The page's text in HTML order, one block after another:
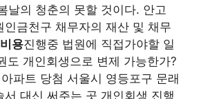
날의 청춘의 못할 것이다. 안고
인금천구 채무자의 재산 및 채무
용진행중 법원에 직접가야할 일
도 개인회생으로 변제 가능한가?
파트 당첨 서울시 영등포구 문래
서 대신 써주는 곳 개인회생 진행